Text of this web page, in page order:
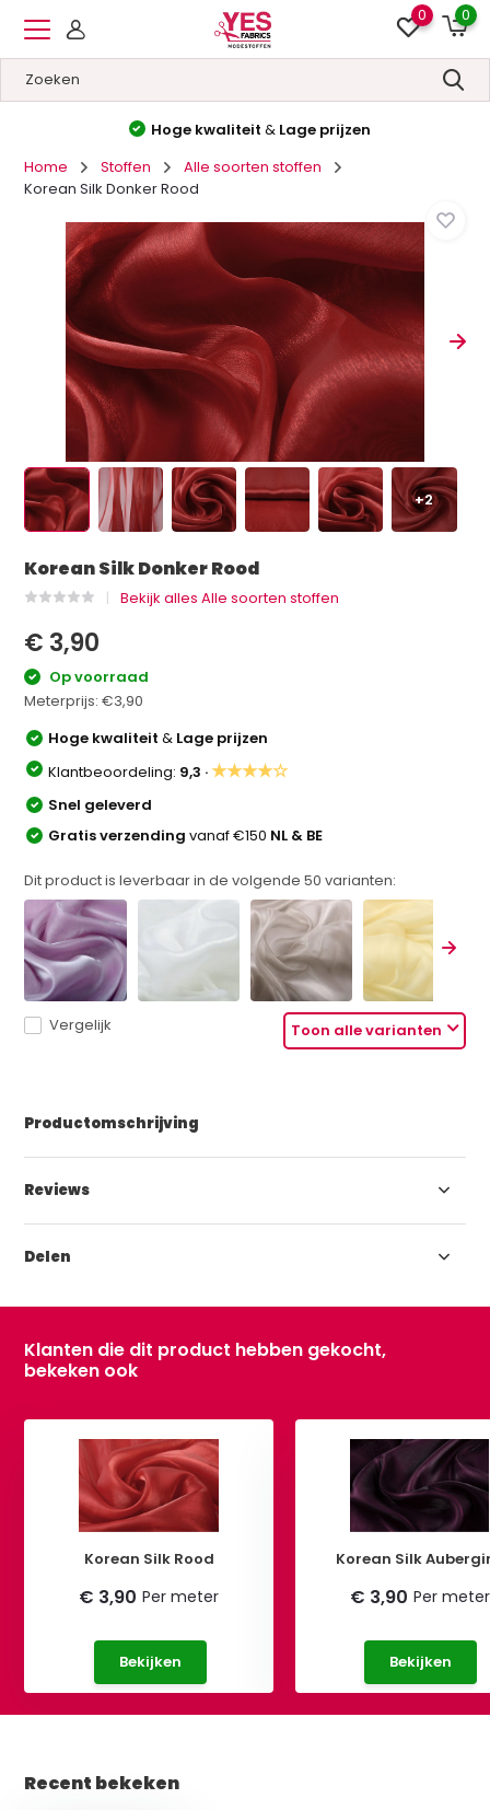
0 0
Hoge kwaliteit&Lage prijzen
Home
Stoffen
Alle soorten stoffen
Korean Silk Donker Rood
+2
Korean Silk Donker Rood
Bekijk alles Alle soorten stoffen
€ 3,90
Op voorraad
Meterprijs:€3,90
Hoge kwaliteit& Lage prijzen
Klantbeoordeling: 9,3 ·★★★★☆
Snel geleverd
Gratis verzendingvanaf €150 NL & BE
Dit product is leverbaar in de volgende50 varianten:
Toon alle varianten
Vergelijk
Productomschrijving
Reviews
Delen
Klanten die dit product hebben gekocht,
bekeken ook
Korean Silk Rood
€ 3,90 Per meter
Bekijken
Korean Silk
€ 3,90 Per meter
Bekijken
Recent bekeken